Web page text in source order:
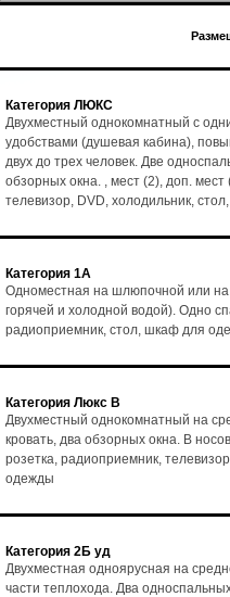
Категория ЛЮКС
Двухместный однокомнатный с
удобствами (душевая кабина),
двух до трех человек. Две
обзорных окна. , мест (2), доп.
телевизор, DVD, холодильник,
Категория 1А
Одноместная на шлюпочной или на
горячей и холодной водой). Одно
радиоприемник, стол, шкаф для
Категория Люкс В
Двухместный однокомнатный на
кровать, два обзорных окна. В
розетка, радиоприемник,
одежды
Категория 2Б уд
Двухместная одноярусная на
части теплохода. Два